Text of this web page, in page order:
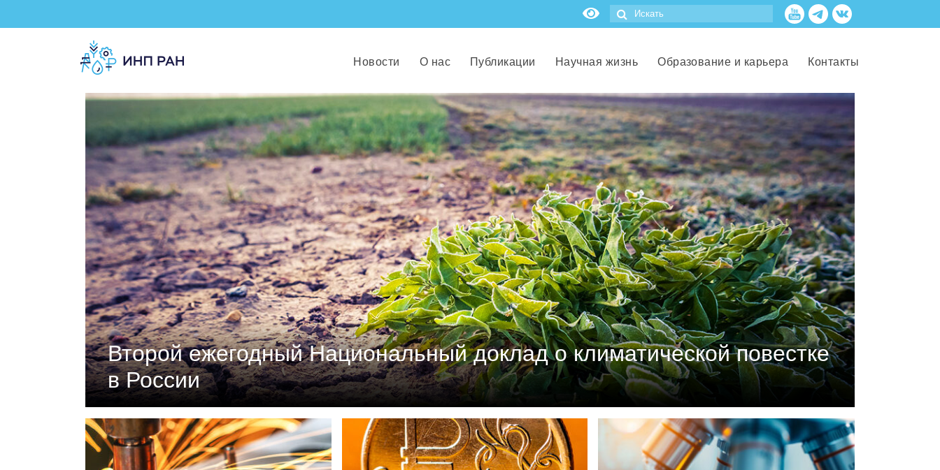
Новости О нас Публикации Научная жизнь Образование и карьера Контакты
Второй ежегодный Национальный доклад о климатической повестке
в России
Документ подготовлен Российским союзом промышленников и предпринимателей (РСПП) совместно с центром
«Климатическая политика и экономика России» (при ИНП РАН) при участии Национального Альянса по вопросам
устойчивого развития и Фонда Мельниченко.